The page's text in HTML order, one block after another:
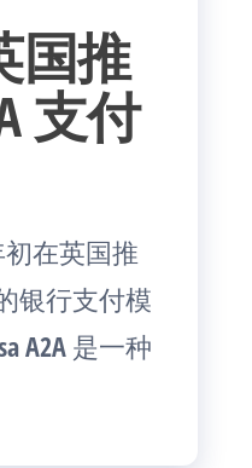
国推
支付
初在英国推
银行支付模
A2A 是一种